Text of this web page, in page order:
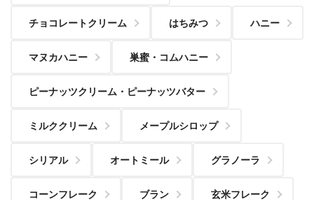
チョコレートクリーム はちみつ ハニー
マヌカハニー 巣蜜・コムハニー
ピーナッツクリーム・ピーナッツバター
ミルククリーム メープルシロップ
シリアル オートミール グラノーラ
コーンフレーク ブラン 玄米フレーク